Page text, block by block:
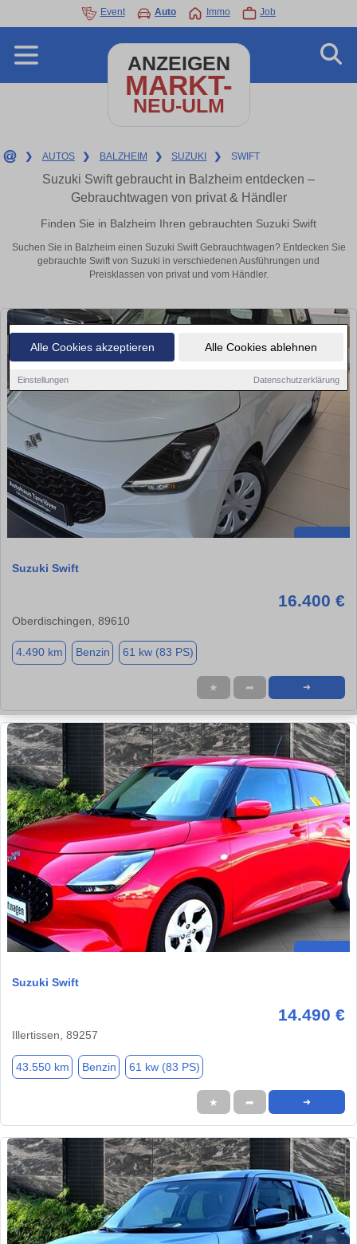
Alle Cookies akzeptieren Alle Cookies ablehnen
Einstellungen Datenschutzerklärung
Event Auto Immo Job
ANZEIGEN
MARKT-
NEU-ULM
❯ AUTOS ❯ BALZHEIM ❯ SUZUKI ❯ SWIFT
Suzuki Swift gebraucht in Balzheim entdecken –
Gebrauchtwagen von privat & Händler
Finden Sie in Balzheim Ihren gebrauchten Suzuki Swift
Suchen Sie in Balzheim einen Suzuki Swift Gebrauchtwagen? Entdecken Sie
gebrauchte Swift von Suzuki in verschiedenen Ausführungen und
Preisklassen von privat und vom Händler.
Suzuki Swift
16.400 €
Oberdischingen, 89610
4.490 km Benzin 61 kw (83 PS)
★ ➦ ➜
Suzuki Swift
14.490 €
Illertissen, 89257
43.550 km Benzin 61 kw (83 PS)
★ ➦ ➜